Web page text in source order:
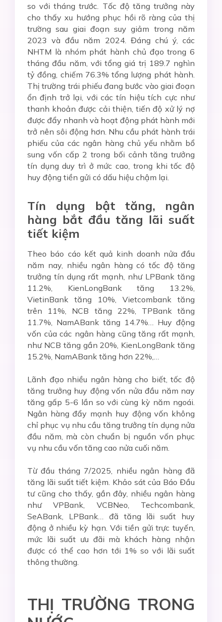
so với tháng trước. Tốc độ tăng trưởng này
cho thấy xu hướng phục hồi rõ ràng của thị
trường sau giai đoạn suy giảm trong năm
2023 và đầu năm 2024. Đáng chú ý, các
NHTM là nhóm phát hành chủ đạo trong 6
tháng đầu năm, với tổng giá trị 189.7 nghìn
tỷ đồng, chiếm 76.3% tổng lượng phát hành.
Thị trường trái phiếu đang bước vào giai đoạn
ổn định trở lại, với các tín hiệu tích cực như
thanh khoản được cải thiện, tiến độ xử lý nợ
được đẩy nhanh và hoạt động phát hành mới
trở nên sôi động hơn. Nhu cầu phát hành trái
phiếu của các ngân hàng chủ yếu nhằm bổ
sung vốn cấp 2 trong bối cảnh tăng trưởng
tín dụng duy trì ở mức cao, trong khi tốc độ
huy động tiền gửi có dấu hiệu chậm lại.
Tín dụng bật tăng, ngân
hàng bắt đầu tăng lãi suất
tiết kiệm
Theo báo cáo kết quả kinh doanh nửa đầu
năm nay, nhiều ngân hàng có tốc độ tăng
trưởng tín dụng rất mạnh, như LPBank tăng
11.2%, KienLongBank tăng 13.2%,
VietinBank tăng 10%, Vietcombank tăng
trên 11%, NCB tăng 22%, TPBank tăng
11.7%, NamABank tăng 14.7%… Huy động
vốn của các ngân hàng cũng tăng rất mạnh,
như NCB tăng gần 20%, KienLongBank tăng
15.2%, NamABank tăng hơn 22%,…
Lãnh đạo nhiều ngân hàng cho biết, tốc độ
tăng trưởng huy động vốn nửa đầu năm nay
tăng gấp 5-6 lần so với cùng kỳ năm ngoái.
Ngân hàng đẩy mạnh huy động vốn không
chỉ phục vụ nhu cầu tăng trưởng tín dụng nửa
đầu năm, mà còn chuẩn bị nguồn vốn phục
vụ nhu cầu vốn tăng cao nửa cuối năm.
Từ đầu tháng 7/2025, nhiều ngân hàng đã
tăng lãi suất tiết kiệm. Khảo sát của Báo Đầu
tư cũng cho thấy, gần đây, nhiều ngân hàng
như VPBank, VCBNeo, Techcombank,
SeABank, LPBank… đã tăng lãi suất huy
động ở nhiều kỳ hạn. Với tiền gửi trực tuyến,
mức lãi suất ưu đãi mà khách hàng nhận
được có thể cao hơn tới 1% so với lãi suất
thông thường.
THỊ TRƯỜNG TRONG